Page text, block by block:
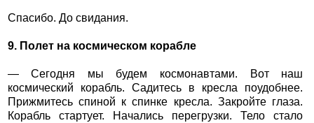
Спасибо. До свидания.
9. Полет на космическом корабле
— Сегодня мы будем космонавтами. Вот наш
космический корабль. Садитесь в кресла поудобнее.
Прижмитесь спиной к спинке кресла. Закройте глаза.
Корабль стартует. Начались перегрузки. Тело стало